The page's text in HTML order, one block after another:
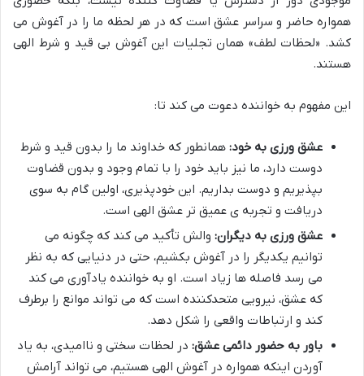
همواره حاضر و سراسر عشق است که در هر لحظه ما را در آغوش می
کشد. «لحظات لطف» همان تجلیات این آغوش بی قید و شرط الهی
هستند.
این مفهوم به خواننده دعوت می کند تا:
عشق ورزی به خود: همانطور که خداوند ما را بدون قید و شرط
دوست دارد، ما نیز باید خود را با تمام وجود و بدون قضاوت
بپذیریم و دوست بداریم. این خودپذیری، اولین گام به سوی
دریافت و تجربه ی عمیق تر عشق الهی است.
عشق ورزی به دیگران: والش تأکید می کند که چگونه می
توانیم یکدیگر را در آغوش بکشیم، حتی در دنیایی که به نظر
می رسد فاصله ها زیاد است. او به خواننده یادآوری می کند
که عشق، نیرویی متحدکننده است که می تواند موانع را برطرف
کند و ارتباطات واقعی را شکل دهد.
باور به حضور دائمی عشق: در لحظات سختی و ناامیدی، به یاد
آوردن اینکه همواره در آغوش الهی هستیم، می تواند آرامش